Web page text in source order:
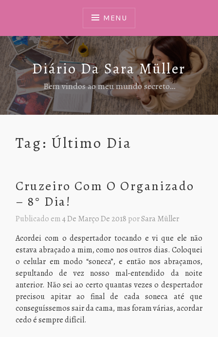
MENU
Diário Da Sara Müller
Bem vindos ao meu mundo secreto…
Tag: Último Dia
Cruzeiro Com O Organizado
– 8° Dia!
Publicado em4 De Março De 2018 porSara Müller
Acordei com o despertador tocando e vi que ele não
estava abraçado a mim, como nos outros dias. Coloquei
o celular em modo “soneca”, e então nos abraçamos,
sepultando de vez nosso mal-entendido da noite
anterior. Não sei ao certo quantas vezes o despertador
precisou apitar ao final de cada soneca até que
conseguíssemos sair da cama, mas foram várias, acordar
cedo é sempre difícil.